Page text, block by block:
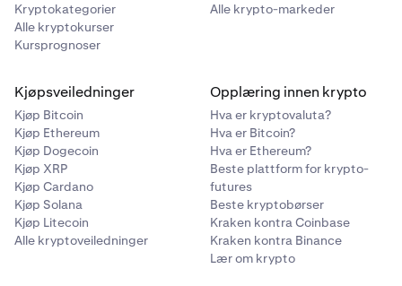
6
Du kan videre tilpasse varslingsinnstillingene,
inkludert lyd- og vibrasjonsinnstillinger.
Deaktivere push-varsler:
Apple iOS-enheter:
1 Åpne Innstillinger-appen på iOS-enheten din.
2
Rull ned og finn navnet på Kraken-lommebokappen
din.
Trykk på appnavnet for å få tilgang til innstillingene.
Kryptokategorier
Alle kryptokurser
Kursprognoser
Alle krypto-markeder
Kjøpsveiledninger
Kjøp Bitcoin
Kjøp Ethereum
Kjøp Dogecoin
Kjøp XRP
Kjøp Cardano
Kjøp Solana
Kjøp Litecoin
Alle kryptoveiledninger
Opplæring innen krypto
Hva er kryptovaluta?
Hva er Bitcoin?
Hva er Ethereum?
Beste plattform for krypto-
futures
Beste kryptobørser
Kraken kontra Coinbase
Kraken kontra Binance
Lær om krypto